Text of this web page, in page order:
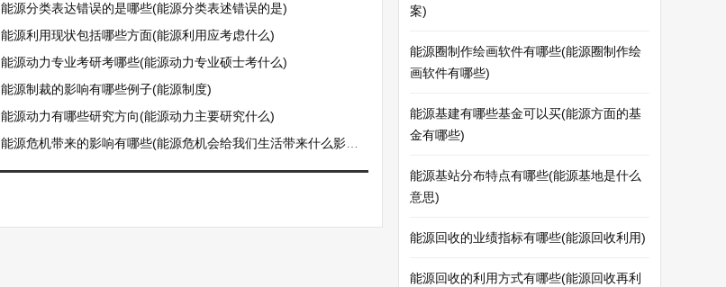
能源分类表达错误的是哪些(能源分类表述错误的是)
能源利用现状包括哪些方面(能源利用应考虑什么)
能源动力专业考研考哪些(能源动力专业硕士考什么)
能源制裁的影响有哪些例子(能源制度)
能源动力有哪些研究方向(能源动力主要研究什么)
能源危机带来的影响有哪些(能源危机会给我们生活带来什么影响)
案)
能源圈制作绘画软件有哪些(能源圈制作绘
画软件有哪些)
能源基建有哪些基金可以买(能源方面的基
金有哪些)
能源基站分布特点有哪些(能源基地是什么
意思)
能源回收的业绩指标有哪些(能源回收利用)
能源回收的利用方式有哪些(能源回收再利